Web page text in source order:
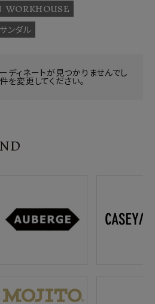
サンダル
ディネートが見つかりませんでし
を変更してください。